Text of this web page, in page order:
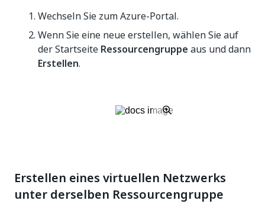
Wechseln Sie zum Azure-Portal.
Wenn Sie eine neue erstellen, wählen Sie auf
der Startseite Ressourcengruppe aus und dann
Erstellen.
Erstellen eines virtuellen Netzwerks
unter derselben Ressourcengruppe